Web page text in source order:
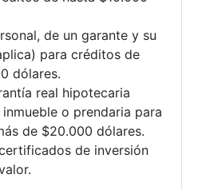
de un garante y su
para créditos de
dólares.
real hipotecaria
o prendaria para
de $20.000 dólares.
de inversión